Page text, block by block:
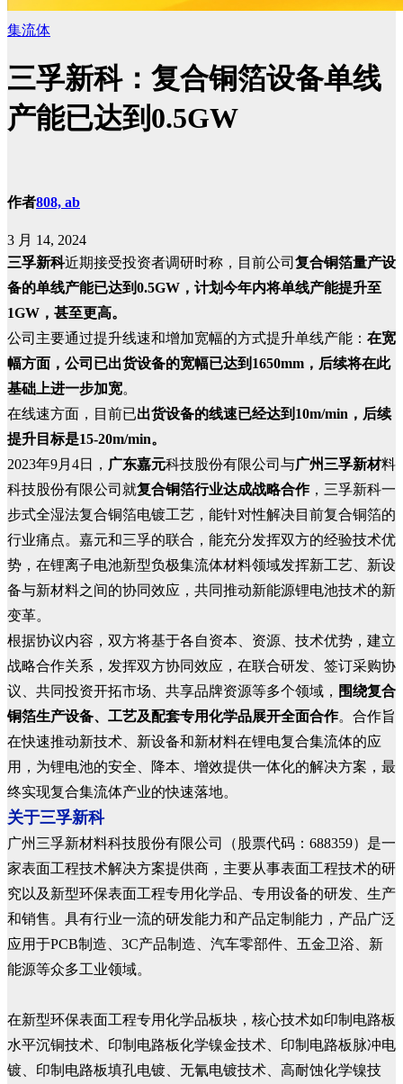
集流体
三孚新科：复合铜箔设备单线
产能已达到0.5GW
作者808, ab
3 月 14, 2024
三孚新科近期接受投资者调研时称，目前公司 复合铜箔量产设
备的单线产能已达到0.5GW，计划今年内将单线产能提升至
1GW，甚至更高。
公司主要通过提升线速和增加宽幅的方式提升单线产能： 在宽
幅方面，公司已出货设备的宽幅已达到1650mm，后续将在此
基础上进一步加宽。
在线速方面，目前已出货设备的线速已经达到10m/min，后续
提升目标是15-20m/min。
2023年9月4日， 广东嘉元科技股份有限公司与广州三孚新材料
科技股份有限公司就复合铜箔行业达成战略合作，三孚新科一
步式全湿法复合铜箔电镀工艺，能针对性解决目前复合铜箔的
行业痛点。嘉元和三孚的联合，能充分发挥双方的经验技术优
势，在锂离子电池新型负极集流体材料领域发挥新工艺、新设
备与新材料之间的协同效应，共同推动新能源锂电池技术的新
变革。
根据协议内容，双方将基于各自资本、资源、技术优势，建立
战略合作关系，发挥双方协同效应，在联合研发、签订采购协
议、共同投资开拓市场、共享品牌资源等多个领域， 围绕复合
铜箔生产设备、工艺及配套专用化学品展开全面合作。合作旨
在快速推动新技术、新设备和新材料在锂电复合集流体的应
用，为锂电池的安全、降本、增效提供一体化的解决方案，最
终实现复合集流体产业的快速落地。
关于三孚新科
广州三孚新材料科技股份有限公司（股票代码：688359）是一
家表面工程技术解决方案提供商，主要从事表面工程技术的研
究以及新型环保表面工程专用化学品、专用设备的研发、生产
和销售。具有行业一流的研发能力和产品定制能力，产品广泛
应用于PCB制造、3C产品制造、汽车零部件、五金卫浴、新
能源等众多工业领域。
在新型环保表面工程专用化学品板块，核心技术如印制电路板
水平沉铜技术、印制电路板化学镍金技术、印制电路板脉冲电
镀、印制电路板填孔电镀、无氰电镀技术、高耐蚀化学镍技